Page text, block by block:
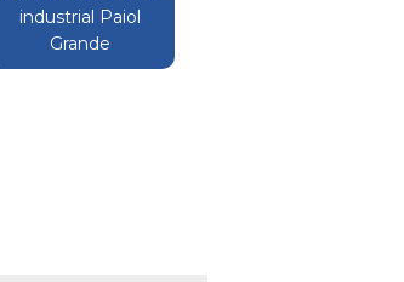
industrial Paiol
Grande